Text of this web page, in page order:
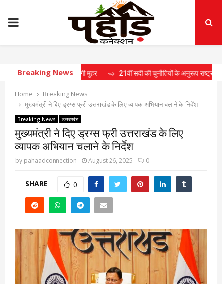
PRIMARY
MENU
Breaking News
15 प्रस्तावों पर लगी मुहर ⇝ 21वीं सदी की चुनौतियों के अनुरूप राष्ट्र निर्माण के लिए
Home
Breaking News
मुख्यमंत्री ने दिए ड्रग्स फ्री उत्तराखंड के लिए व्यापक अभियान चलाने के निर्देश
Breaking News उत्तराखंड
मुख्यमंत्री ने दिए ड्रग्स फ्री उत्तराखंड के लिए
व्यापक अभियान चलाने के निर्देश
by pahaadconnection August 26, 2025 0
SHARE 0